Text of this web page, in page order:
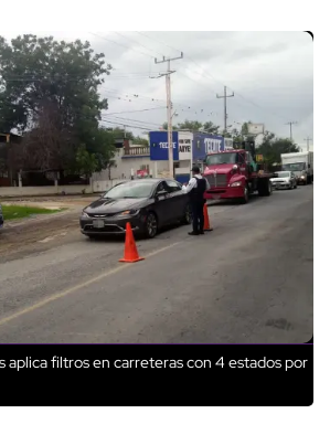
aplica filtros en carreteras con 4 estados por